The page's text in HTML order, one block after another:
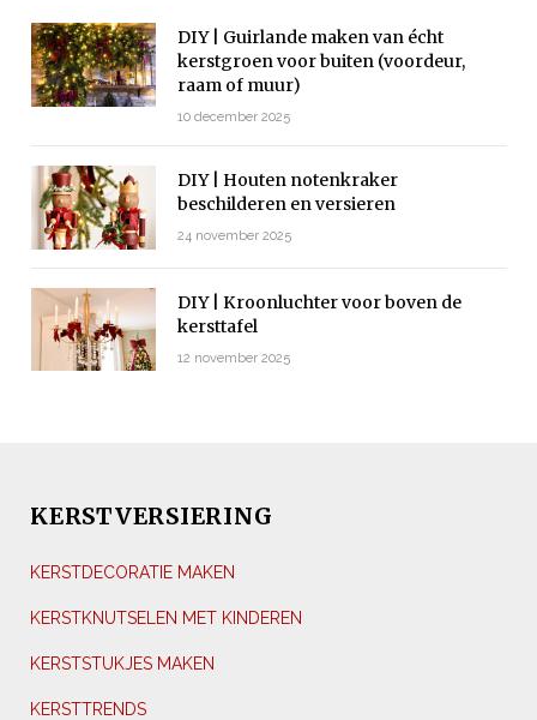
DIY | Guirlande maken van écht
kerstgroen voor buiten (voordeur,
raam of muur)
10 december 2025
DIY | Houten notenkraker
beschilderen en versieren
24 november 2025
DIY | Kroonluchter voor boven de
kersttafel
12 november 2025
KERSTVERSIERING
KERSTDECORATIE MAKEN
KERSTKNUTSELEN MET KINDEREN
KERSTSTUKJES MAKEN
KERSTTRENDS